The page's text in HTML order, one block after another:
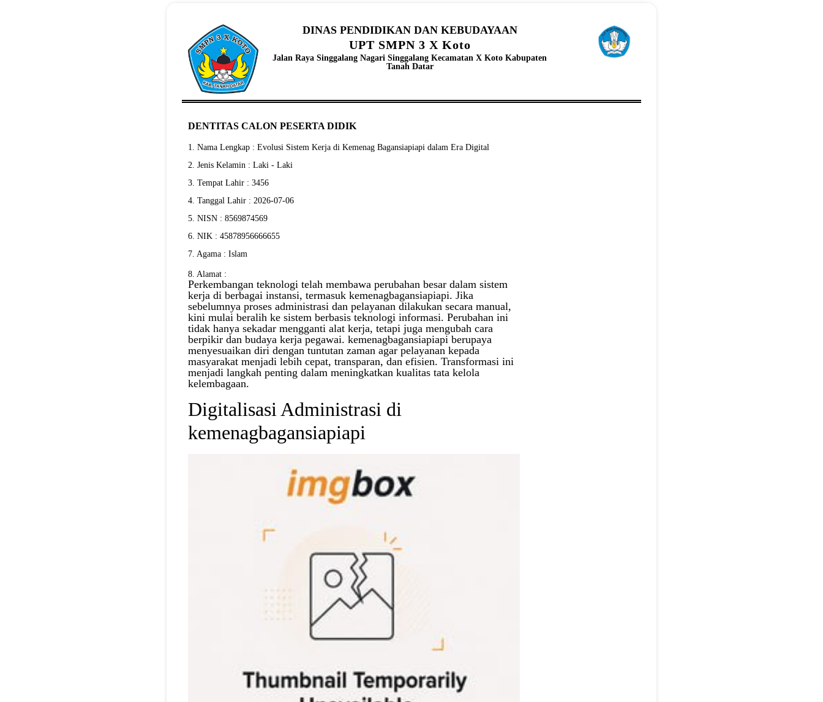
DINAS PENDIDIKAN DAN KEBUDAYAAN
UPT SMPN 3 X Koto
Jalan Raya Singgalang Nagari Singgalang Kecamatan X Koto Kabupaten
Tanah Datar
DENTITAS CALON PESERTA DIDIK
1. Nama Lengkap : Evolusi Sistem Kerja di Kemenag Bagansiapiapi dalam Era Digital
2. Jenis Kelamin : Laki - Laki
3. Tempat Lahir : 3456
4. Tanggal Lahir : 2026-07-06
5. NISN : 8569874569
6. NIK : 45878956666655
7. Agama : Islam
8. Alamat :
Perkembangan teknologi telah membawa perubahan besar dalam sistem
kerja di berbagai instansi, termasuk kemenagbagansiapiapi. Jika
sebelumnya proses administrasi dan pelayanan dilakukan secara manual,
kini mulai beralih ke sistem berbasis teknologi informasi. Perubahan ini
tidak hanya sekadar mengganti alat kerja, tetapi juga mengubah cara
berpikir dan budaya kerja pegawai. kemenagbagansiapiapi berupaya
menyesuaikan diri dengan tuntutan zaman agar pelayanan kepada
masyarakat menjadi lebih cepat, transparan, dan efisien. Transformasi ini
menjadi langkah penting dalam meningkatkan kualitas tata kelola
kelembagaan.
Digitalisasi Administrasi di
kemenagbagansiapiapi